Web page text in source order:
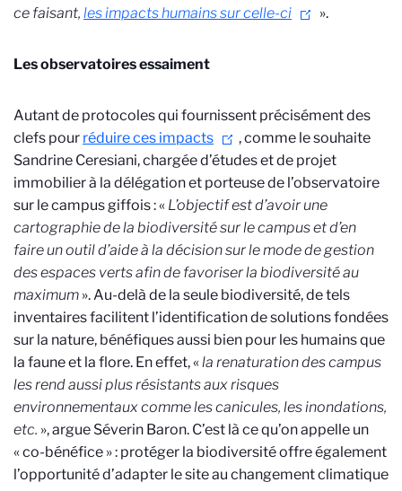
ce faisant, les impacts humains sur celle-ci ».
Les observatoires essaiment
Autant de protocoles qui fournissent précisément des
clefs pour réduire ces impacts
, comme le souhaite
Sandrine Ceresiani, chargée d’études et de projet
immobilier à la délégation et porteuse de l’observatoire
sur le campus giffois : « L’objectif est d’avoir une
cartographie de la biodiversité sur le campus et d’en
faire un outil d’aide à la décision sur le mode de gestion
des espaces verts afin de favoriser la biodiversité au
maximum ». Au-delà de la seule biodiversité, de tels
inventaires facilitent l’identification de solutions fondées
sur la nature, bénéfiques aussi bien pour les humains que
la faune et la flore. En effet, «la renaturation des campus
les rend aussi plus résistants aux risques
environnementaux comme les canicules, les inondations,
etc. », argue Séverin Baron. C’est là ce qu’on appelle un
« co-bénéfice » : protéger la biodiversité offre également
l’opportunité d’adapter le site au changement climatique